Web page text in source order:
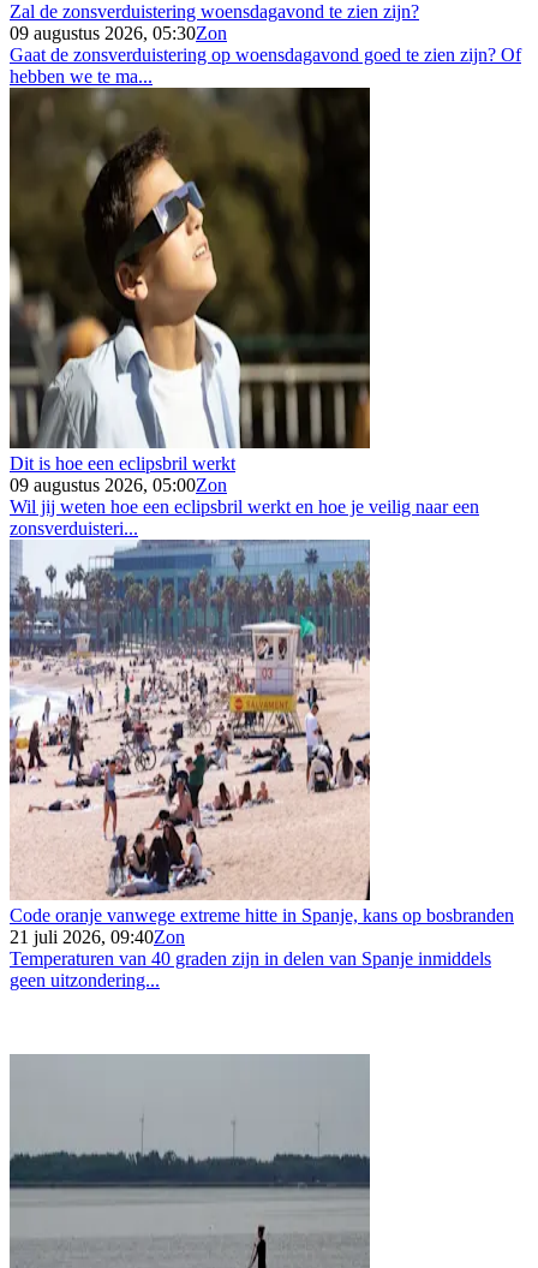
Zal de zonsverduistering woensdagavond te zien zijn?
09 augustus 2026, 05:30Zon
Gaat de zonsverduistering op woensdagavond goed te zien zijn? Of
hebben we te ma...
Dit is hoe een eclipsbril werkt
09 augustus 2026, 05:00Zon
Wil jij weten hoe een eclipsbril werkt en hoe je veilig naar een
zonsverduisteri...
Code oranje vanwege extreme hitte in Spanje, kans op bosbranden
21 juli 2026, 09:40Zon
Temperaturen van 40 graden zijn in delen van Spanje inmiddels
geen uitzondering...